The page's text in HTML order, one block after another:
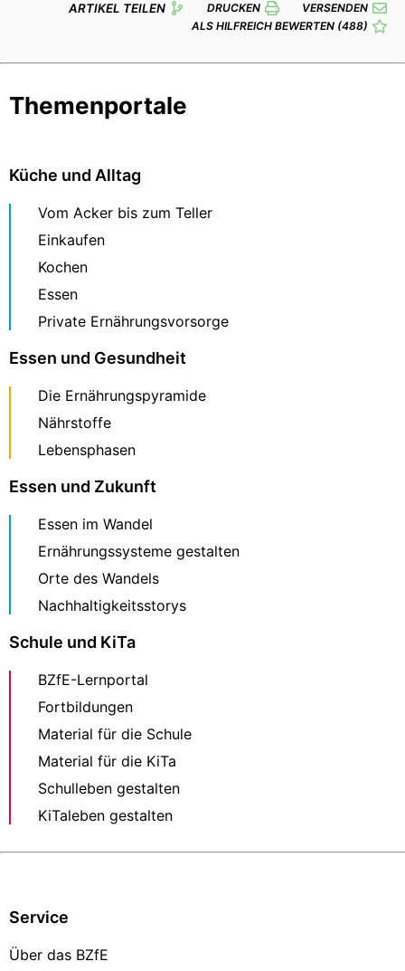
ARTIKEL TEILEN DRUCKEN
VERSENDEN
ALS HILFREICH BEWERTEN (488)
Themenportale
Küche und Alltag
Vom Acker bis zum Teller
Einkaufen
Kochen
Essen
Private Ernährungsvorsorge
Essen und Gesundheit
Die Ernährungspyramide
Nährstoffe
Lebensphasen
Essen und Zukunft
Essen im Wandel
Ernährungssysteme gestalten
Orte des Wandels
Nachhaltigkeitsstorys
Schule und KiTa
BZfE-Lernportal
Fortbildungen
Material für die Schule
Material für die KiTa
Schulleben gestalten
KiTaleben gestalten
Service
Über das BZfE